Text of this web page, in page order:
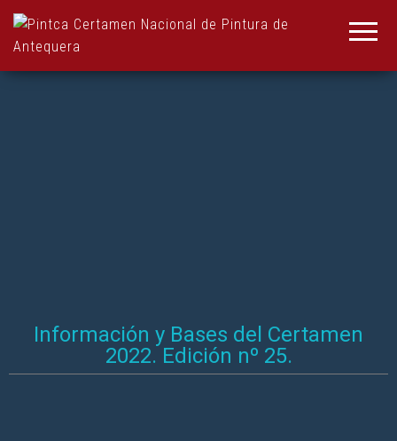
Información y Bases del Certamen
2022. Edición nº 25.